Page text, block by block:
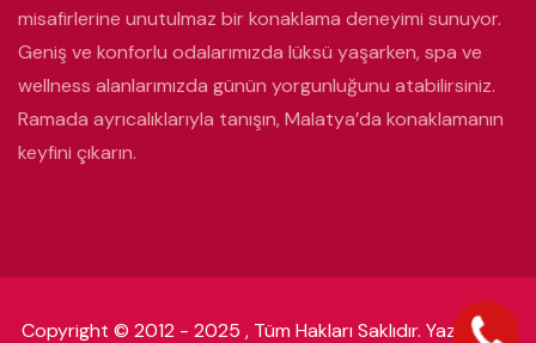
misafirlerine unutulmaz bir konaklama deneyimi sunuyor.
Geniş ve konforlu odalarımızda lüksü yaşarken, spa ve
wellness alanlarımızda günün yorgunluğunu atabilirsiniz.
Ramada ayrıcalıklarıyla tanışın, Malatya’da konaklamanın
keyfini çıkarın.
Copyright © 2012 - 2025 , Tüm Hakları Saklıdır. Yazılım: